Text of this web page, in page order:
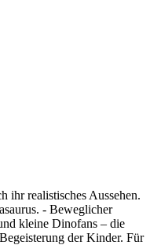
ihr realistisches Aussehen.
- Beweglicher
kleine Dinofans – die
der Kinder. Für